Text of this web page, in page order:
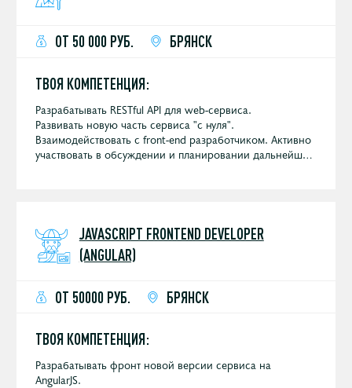
ОТ 50 000 РУБ. БРЯНСК
ТВОЯ КОМПЕТЕНЦИЯ:
Разрабатывать RESTful API для web-сервиса.
Развивать новую часть сервиса "с нуля".
Взаимодействовать с front-end разработчиком. Активно
участвовать в обсуждении и планировании дальнейшей
JAVASCRIPT FRONTEND DEVELOPER
(ANGULAR)
ОТ 50000 РУБ. БРЯНСК
ТВОЯ КОМПЕТЕНЦИЯ:
Разрабатывать фронт новой версии сервиса на
AngularJS.